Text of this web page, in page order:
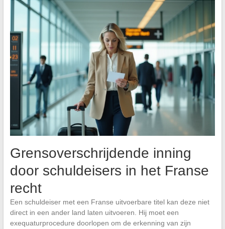
Grensoverschrijdende inning
door schuldeisers in het Franse
recht
Een schuldeiser met een Franse uitvoerbare titel kan deze niet
direct in een ander land laten uitvoeren. Hij moet een
exequaturprocedure doorlopen om de erkenning van zijn